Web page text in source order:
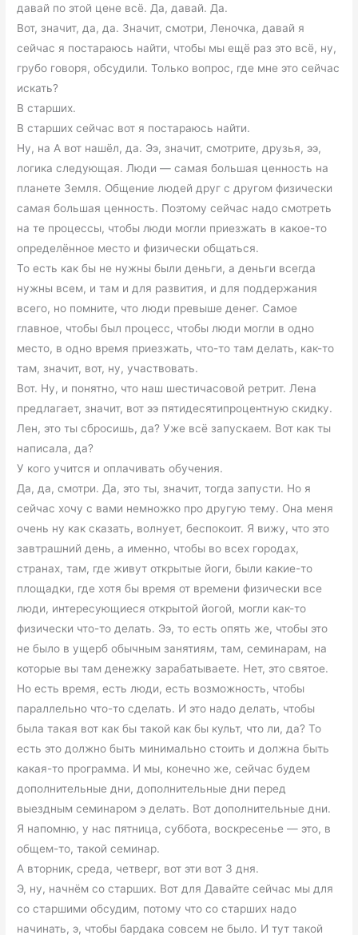
давай по этой цене всё. Да, давай. Да.
Вот, значит, да, да. Значит, смотри, Леночка, давай я
сейчас я постараюсь найти, чтобы мы ещё раз это всё, ну,
грубо говоря, обсудили. Только вопрос, где мне это сейчас
искать?
В старших.
В старших сейчас вот я постараюсь найти.
Ну, на А вот нашёл, да. Ээ, значит, смотрите, друзья, ээ,
логика следующая. Люди — самая большая ценность на
планете Земля. Общение людей друг с другом физически
самая большая ценность. Поэтому сейчас надо смотреть
на те процессы, чтобы люди могли приезжать в какое-то
определённое место и физически общаться.
То есть как бы не нужны были деньги, а деньги всегда
нужны всем, и там и для развития, и для поддержания
всего, но помните, что люди превыше денег. Самое
главное, чтобы был процесс, чтобы люди могли в одно
место, в одно время приезжать, что-то там делать, как-то
там, значит, вот, ну, участвовать.
Вот. Ну, и понятно, что наш шестичасовой ретрит. Лена
предлагает, значит, вот ээ пятидесятипроцентную скидку.
Лен, это ты сбросишь, да? Уже всё запускаем. Вот как ты
написала, да?
У кого учится и оплачивать обучения.
Да, да, смотри. Да, это ты, значит, тогда запусти. Но я
сейчас хочу с вами немножко про другую тему. Она меня
очень ну как сказать, волнует, беспокоит. Я вижу, что это
завтрашний день, а именно, чтобы во всех городах,
странах, там, где живут открытые йоги, были какие-то
площадки, где хотя бы время от времени физически все
люди, интересующиеся открытой йогой, могли как-то
физически что-то делать. Ээ, то есть опять же, чтобы это
не было в ущерб обычным занятиям, там, семинарам, на
которые вы там денежку зарабатываете. Нет, это святое.
Но есть время, есть люди, есть возможность, чтобы
параллельно что-то сделать. И это надо делать, чтобы
была такая вот как бы такой как бы культ, что ли, да? То
есть это должно быть минимально стоить и должна быть
какая-то программа. И мы, конечно же, сейчас будем
дополнительные дни, дополнительные дни перед
выездным семинаром э делать. Вот дополнительные дни.
Я напомню, у нас пятница, суббота, воскресенье — это, в
общем-то, такой семинар.
А вторник, среда, четверг, вот эти вот 3 дня.
Э, ну, начнём со старших. Вот для Давайте сейчас мы для
со старшими обсудим, потому что со старших надо
начинать, э, чтобы бардака совсем не было. И тут такой